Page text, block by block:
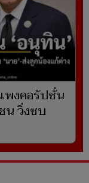
พงคอรัปชั่น
น วิ่งซบ